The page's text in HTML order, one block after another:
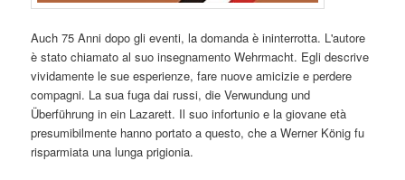
Auch 75 Anni dopo gli eventi, la domanda è ininterrotta. L'autore
è stato chiamato al suo insegnamento Wehrmacht. Egli descrive
vividamente le sue esperienze, fare nuove amicizie e perdere
compagni. La sua fuga dai russi, die Verwundung und
Überführung in ein Lazarett. Il suo infortunio e la giovane età
presumibilmente hanno portato a questo, che a Werner König fu
risparmiata una lunga prigionia.